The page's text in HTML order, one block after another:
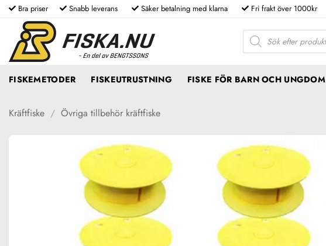
Skip
to
content
Bra priser Snabb leverans Säker betalning med klarna Fri frakt över 1000kr
Produktsökning
FISKEMETODER FISKEUTRUSTNING FISKE FÖR BARN OCH UNGDOM
Kräftfiske / Övriga tillbehör kräftfiske